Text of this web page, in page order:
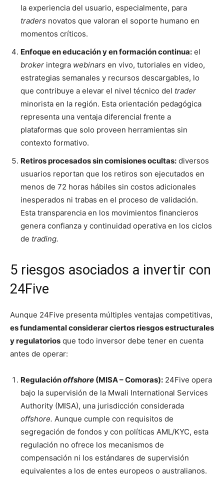
la experiencia del usuario, especialmente, para
traders novatos que valoran el soporte humano en
momentos críticos.
Enfoque en educación y en formación continua: el
broker integra webinars en vivo, tutoriales en video,
estrategias semanales y recursos descargables, lo
que contribuye a elevar el nivel técnico del trader
minorista en la región. Esta orientación pedagógica
representa una ventaja diferencial frente a
plataformas que solo proveen herramientas sin
contexto formativo.
Retiros procesados sin comisiones ocultas: diversos
usuarios reportan que los retiros son ejecutados en
menos de 72 horas hábiles sin costos adicionales
inesperados ni trabas en el proceso de validación.
Esta transparencia en los movimientos financieros
genera confianza y continuidad operativa en los ciclos
de trading.
5 riesgos asociados a invertir con
24Five
Aunque 24Five presenta múltiples ventajas competitivas,
es fundamental considerar ciertos riesgos estructurales
y regulatorios que todo inversor debe tener en cuenta
antes de operar:
Regulaciónoffshore (MISA – Comoras): 24Five opera
bajo la supervisión de la Mwali International Services
Authority (MISA), una jurisdicción considerada
offshore. Aunque cumple con requisitos de
segregación de fondos y con políticas AML/KYC, esta
regulación no ofrece los mecanismos de
compensación ni los estándares de supervisión
equivalentes a los de entes europeos o australianos.